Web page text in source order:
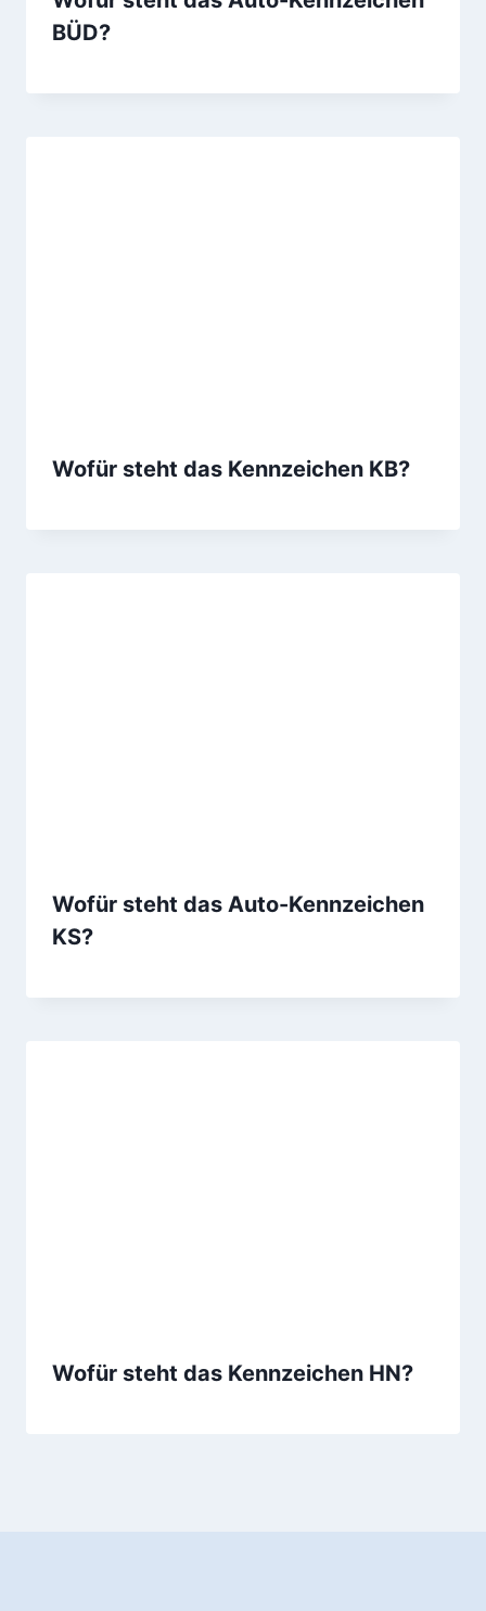
BÜD?
Wofür steht das Kennzeichen KB?
Wofür steht das Auto-Kennzeichen
KS?
Wofür steht das Kennzeichen HN?